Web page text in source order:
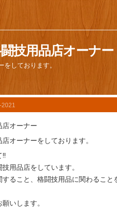
技用品店オーナー
をしております。
2021
店オーナー
オーナーをしております。
‼︎
技用品店をしています。
すること、格闘技用品に関わるこ
いします。